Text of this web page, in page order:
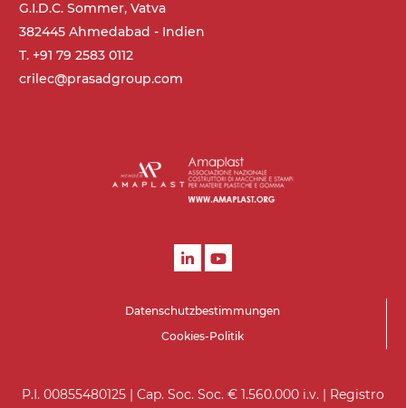
4,8 m/Minute
On/Off, E-Stopp, Motor-
G.I.D.C. Sommer, Vatva
382445 Ahmedabad - Indien
T. +91 79 2583 0112
crilec@prasadgroup.com
Datenschutzbestimmungen
Cookies-Politik
P.I. 00855480125 | Cap. Soc. Soc. € 1.560.000 i.v. | Registro